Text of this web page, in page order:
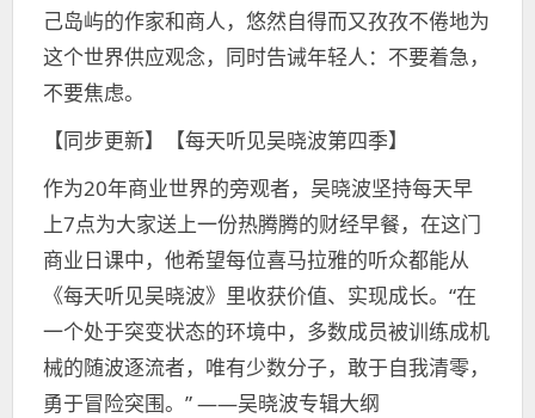
己岛屿的作家和商人，悠然自得而又孜孜不倦地为
这个世界供应观念，同时告诫年轻人：不要着急，
不要焦虑。
【同步更新】【每天听见吴晓波第四季】
作为20年商业世界的旁观者，吴晓波坚持每天早
上7点为大家送上一份热腾腾的财经早餐，在这门
商业日课中，他希望每位喜马拉雅的听众都能从
《每天听见吴晓波》里收获价值、实现成长。“在
一个处于突变状态的环境中，多数成员被训练成机
械的随波逐流者，唯有少数分子，敢于自我清零，
勇于冒险突围。” ——吴晓波专辑大纲